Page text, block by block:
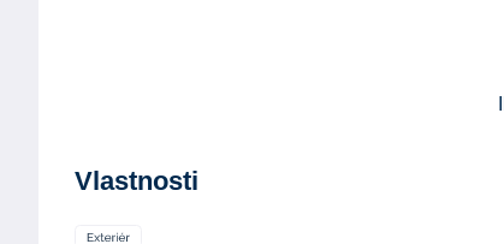
Vlastnosti